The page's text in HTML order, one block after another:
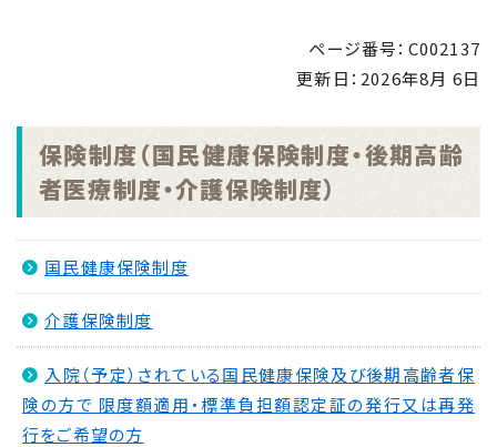
ページ番号：C002137
更新日： 2026年8月 6日
保険制度（国民健康保険制度・後期高齢
者医療制度・介護保険制度）
国民健康保険制度
介護保険制度
入院（予定）されている国民健康保険及び後期高齢者保
険の方で 限度額適用・標準負担額認定証の発行又は再発
行をご希望の方